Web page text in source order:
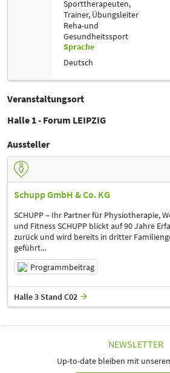
Sporttherapeuten,
Trainer, Übungsleiter
Reha-und
Gesundheitssport
Sprache
Deutsch
Veranstaltungsort
Halle 1 - Forum LEIPZIG
Aussteller
Schupp GmbH & Co. KG
SCHUPP – Ihr Partner für Physiotherapie,
und Fitness SCHUPP blickt auf 90 Jahre
zurück und wird bereits in dritter
geführt...
Programmbeitrag
Halle 3 Stand C02
NEWSLETTER
Up-to-date bleiben mit